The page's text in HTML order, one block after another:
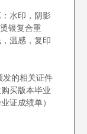
水印，阴影
银复合重
温感，复印
的相关证件
买版本毕业
证成绩单）